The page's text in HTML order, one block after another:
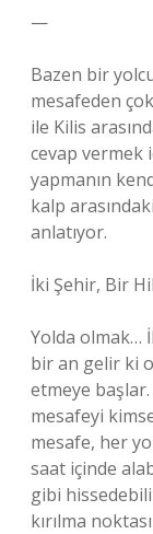
—
Bazen bir
mesafeden
ile Kilis
cevap vermek
yapmanın
kalp
anlatıyor.
İki Şehir, Bir
Yolda olmak…
bir an gelir ki
etmeye
mesafeyi
mesafe, her
saat içinde
gibi
kırılma